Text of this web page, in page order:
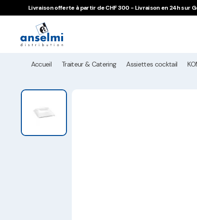
Aller au contenu
Aller à la navigation principale
Livraison offerte à partir de CHF 300 - Livraison en 24h sur
Accueil Traiteur & Catering Assiettes cocktail